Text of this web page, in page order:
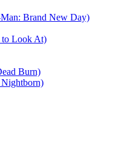
Brand New Day)
to Look At)
Burn)